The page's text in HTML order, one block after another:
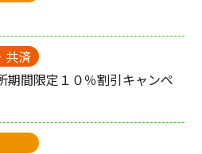
共済
間限定１０％割引キャンペ